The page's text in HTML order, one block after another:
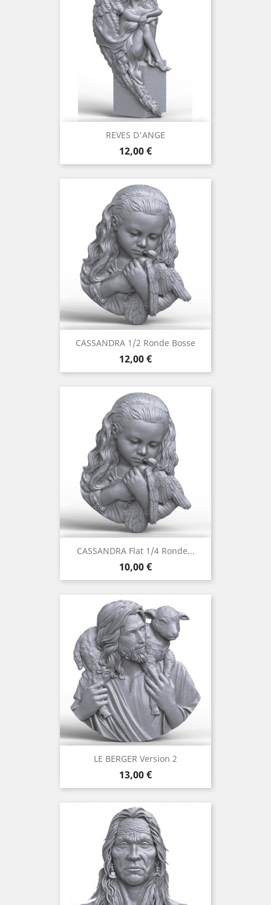
REVES D'ANGE
Prix
12,00 €
CASSANDRA 1/2 Ronde Bosse
Prix
12,00 €
CASSANDRA Flat 1/4 Ronde...
Prix
10,00 €
LE BERGER Version 2
Prix
13,00 €